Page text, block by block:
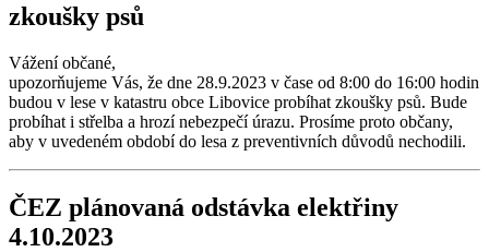
zkoušky psů
Vážení občané,
upozorňujeme Vás, že dne 28.9.2023 v čase od 8:00 do 16:00 hodin
budou v lese v katastru obce Libovice probíhat zkoušky psů. Bude
probíhat i střelba a hrozí nebezpečí úrazu. Prosíme proto občany,
aby v uvedeném období do lesa z preventivních důvodů nechodili.
ČEZ plánovaná odstávka elektřiny
4.10.2023